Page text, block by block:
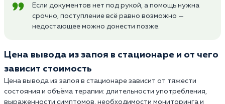
Если документов нет под рукой, а помощь нужна
срочно, поступление всё равно возможно —
недостающее можно донести позже.
Цена вывода из запоя в стационаре и от чего
зависит стоимость
Цена вывода из запоя в стационаре зависит от тяжести
состояния и объёма терапии: длительности употребления,
выраженности симптомов, необходимости мониторинга и